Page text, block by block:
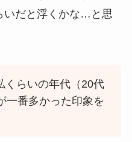
いだと浮くかな…と思
くらいの年代（20代
一番多かった印象を